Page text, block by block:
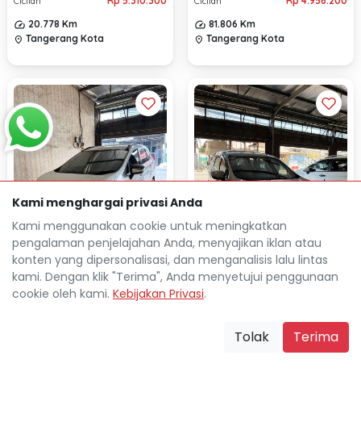
20.778 Km
location_on Tangerang Kota
81.806 Km
location_on Tangerang Kota
MITSUBISHI XPANDER 1.5L
MITSUBISHI XPANDER 1.5L
ULTIMATE AUTOMATIC 2022
Kami menghargai privasi Anda
Kami menggunakan cookie untuk meningkatkan
pengalaman penjelajahan Anda, menyajikan iklan atau
konten yang dipersonalisasi, dan menganalisis lalu lintas
kami. Dengan klik "Terima", Anda menyetujui penggunaan
cookie oleh kami. Kebijakan Privasi.
Tolak Terima